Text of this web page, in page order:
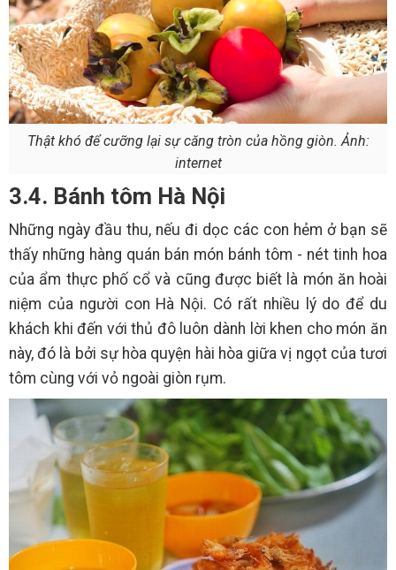
Thật khó để cưỡng lại sự căng tròn của hồng giòn. Ảnh:
internet
3.4. Bánh tôm Hà Nội
Những ngày đầu thu, nếu đi dọc các con hẻm ở bạn sẽ
thấy những hàng quán bán món bánh tôm - nét tinh hoa
của ẩm thực phố cổ và cũng được biết là món ăn hoài
niệm của người con Hà Nội. Có rất nhiều lý do để du
khách khi đến với thủ đô luôn dành lời khen cho món ăn
này, đó là bởi sự hòa quyện hài hòa giữa vị ngọt của tươi
tôm cùng với vỏ ngoài giòn rụm.